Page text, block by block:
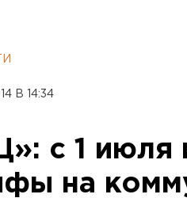
В 14:34
с 1 июля
на